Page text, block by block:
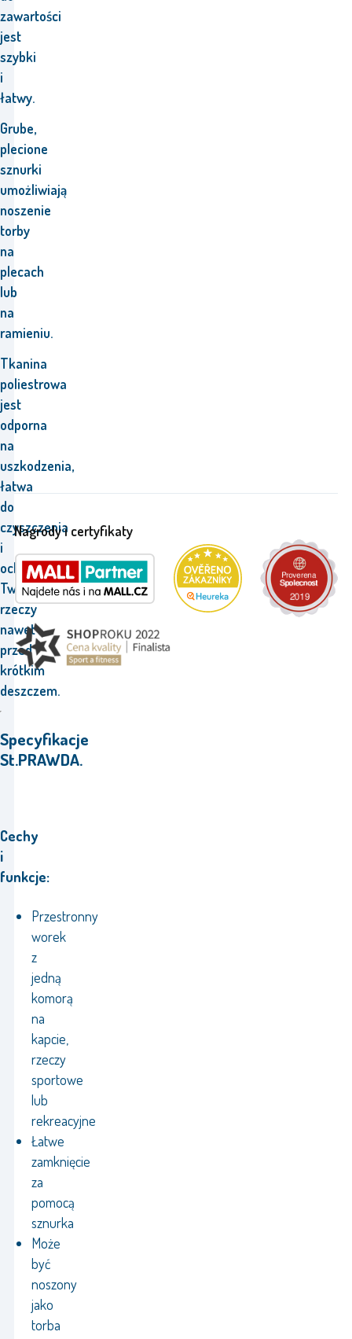
zawartości
jest
szybki
i
łatwy.
Grube,
plecione
sznurki
umożliwiają
noszenie
torby
na
plecach
lub
na
ramieniu.
Tkanina
poliestrowa
jest
odporna
na
uszkodzenia,
łatwa
do
czyszczenia
i
ochroni
Twoje
rzeczy
nawet
przed
krótkim
deszczem.
Specyfikacje
St.PRAWDA.
Cechy
i
funkcje:
Przestronny
worek
z
jedną
komorą
na
kapcie,
rzeczy
sportowe
lub
rekreacyjne
Łatwe
zamknięcie
za
pomocą
sznurka
Może
być
noszony
jako
torba
Nagrody i certyfikaty